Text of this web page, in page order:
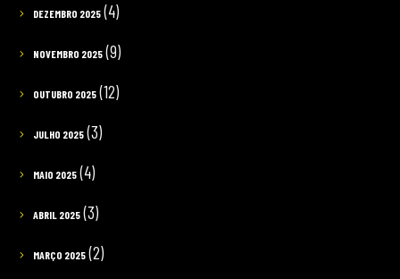
DEZEMBRO 2025(4)
NOVEMBRO 2025(9)
OUTUBRO 2025(12)
JULHO 2025(3)
MAIO 2025(4)
ABRIL 2025(3)
MARÇO 2025(2)